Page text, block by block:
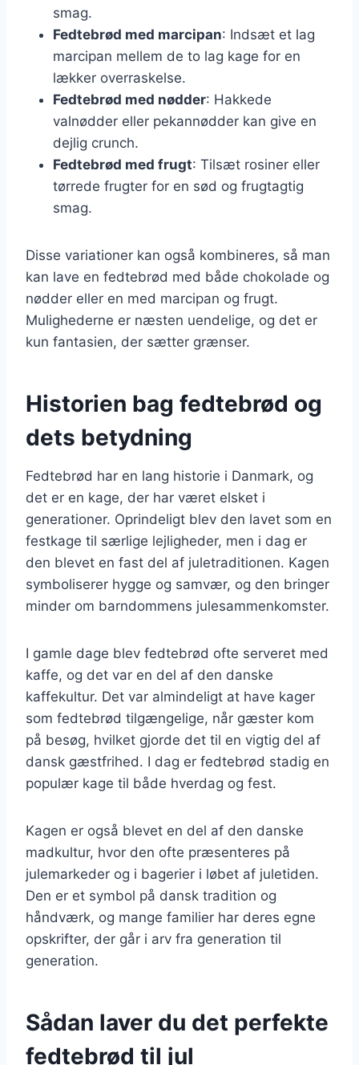
smag.
Fedtebrød med marcipan: Indsæt et lag
marcipan mellem de to lag kage for en
lækker overraskelse.
Fedtebrød med nødder: Hakkede
valnødder eller pekannødder kan give en
dejlig crunch.
Fedtebrød med frugt: Tilsæt rosiner eller
tørrede frugter for en sød og frugtagtig
smag.
Disse variationer kan også kombineres, så man
kan lave en fedtebrød med både chokolade og
nødder eller en med marcipan og frugt.
Mulighederne er næsten uendelige, og det er
kun fantasien, der sætter grænser.
Historien bag fedtebrød og
dets betydning
Fedtebrød har en lang historie i Danmark, og
det er en kage, der har været elsket i
generationer. Oprindeligt blev den lavet som en
festkage til særlige lejligheder, men i dag er
den blevet en fast del af juletraditionen. Kagen
symboliserer hygge og samvær, og den bringer
minder om barndommens julesammenkomster.
I gamle dage blev fedtebrød ofte serveret med
kaffe, og det var en del af den danske
kaffekultur. Det var almindeligt at have kager
som fedtebrød tilgængelige, når gæster kom
på besøg, hvilket gjorde det til en vigtig del af
dansk gæstfrihed. I dag er fedtebrød stadig en
populær kage til både hverdag og fest.
Kagen er også blevet en del af den danske
madkultur, hvor den ofte præsenteres på
julemarkeder og i bagerier i løbet af juletiden.
Den er et symbol på dansk tradition og
håndværk, og mange familier har deres egne
opskrifter, der går i arv fra generation til
generation.
Sådan laver du det perfekte
fedtebrød til jul